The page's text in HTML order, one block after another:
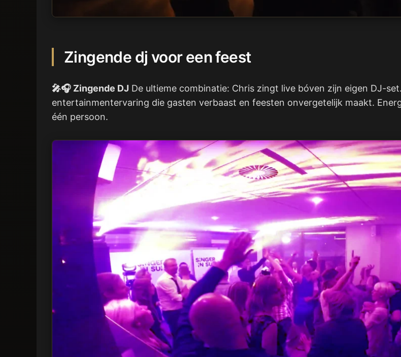
Zingende dj voor een feest
🎤🎧 Zingende DJ De ultieme combinatie: Chris zingt live bóven zijn eigen DJ-
entertainmentervaring die gasten verbaast en feesten onvergetelijk maakt.
één persoon.